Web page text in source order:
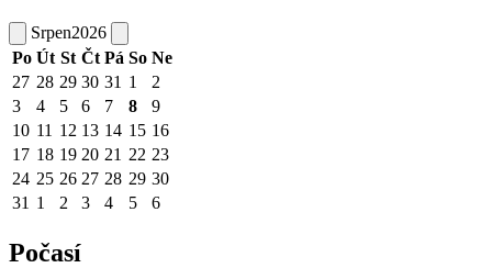
Srpen2026
Po Út St Čt Pá So Ne
27 28 29 30 31 1
2
3
4 5 6 7 8
9
10 11 12 13 14 15 16
17 18 19 20 21 22 23
24 25 26 27 28 29 30
31 1 2 3 4 5 6
Počasí